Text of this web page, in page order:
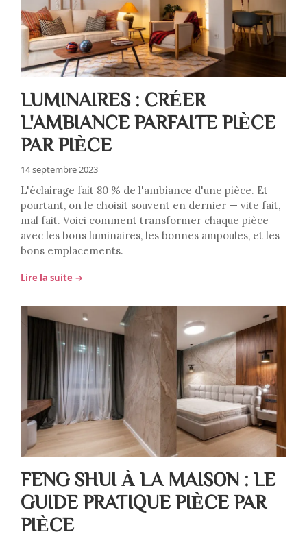
LUMINAIRES : CRÉER
L'AMBIANCE PARFAITE PIÈCE
PAR PIÈCE
14 septembre 2023
L'éclairage fait 80 % de l'ambiance d'une pièce. Et
pourtant, on le choisit souvent en dernier — vite fait,
mal fait. Voici comment transformer chaque pièce
avec les bons luminaires, les bonnes ampoules, et les
bons emplacements.
Lire la suite →
FENG SHUI À LA MAISON : LE
GUIDE PRATIQUE PIÈCE PAR
PIÈCE